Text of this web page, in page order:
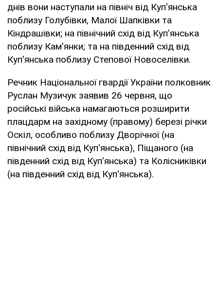
днів вони наступали на північ від Куп'янська
поблизу Голубівки, Малої Шапківки та
Кіндрашівки; на північний схід від Куп'янська
поблизу Кам'янки; та на південний схід від
Куп'янська поблизу Степової Новоселівки.
Речник Національної гвардії України полковник
Руслан Музичук заявив 26 червня, що
російські війська намагаються розширити
плацдарм на західному (правому) березі річки
Оскіл, особливо поблизу Дворічної (на
північний схід від Куп'янська), Піщаного (на
південний схід від Куп'янська) та Колісниківки
(на південний схід від Куп'янська).